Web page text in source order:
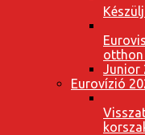
otthon
Junior
Eurovízió